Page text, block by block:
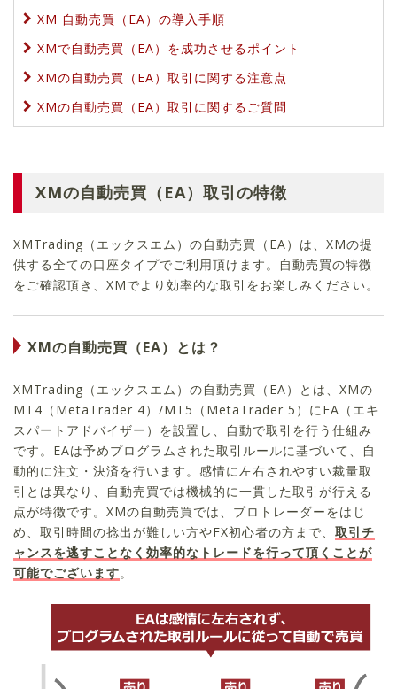
XM 自動売買（EA）の導入手順
XMで自動売買（EA）を成功させるポイント
XMの自動売買（EA）取引に関する注意点
XMの自動売買（EA）取引に関するご質問
XMの自動売買（EA）取引の特徴
XMTrading（エックスエム）の自動売買（EA）は、XMの提
供する全ての口座タイプでご利用頂けます。自動売買の特徴
をご確認頂き、XMでより効率的な取引をお楽しみください。
XMの自動売買（EA）とは？
XMTrading（エックスエム）の自動売買（EA）とは、XMの
MT4（MetaTrader 4）/MT5（MetaTrader 5）にEA（エキ
スパートアドバイザー）を設置し、自動で取引を行う仕組み
です。EAは予めプログラムされた取引ルールに基づいて、自
動的に注文・決済を行います。感情に左右されやすい裁量取
引とは異なり、自動売買では機械的に一貫した取引が行える
点が特徴です。XMの自動売買では、プロトレーダーをはじ
め、取引時間の捻出が難しい方やFX初心者の方まで、 取引チ
ャンスを逃すことなく効率的なトレードを行って頂くことが
可能でございます。